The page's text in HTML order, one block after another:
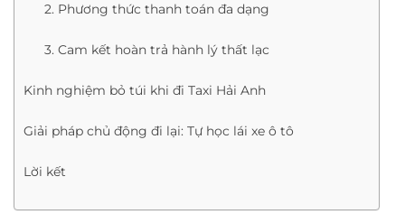
2. Phương thức thanh toán đa dạng
3. Cam kết hoàn trả hành lý thất lạc
Kinh nghiệm bỏ túi khi đi Taxi Hải Anh
Giải pháp chủ động đi lại: Tự học lái xe ô tô
Lời kết